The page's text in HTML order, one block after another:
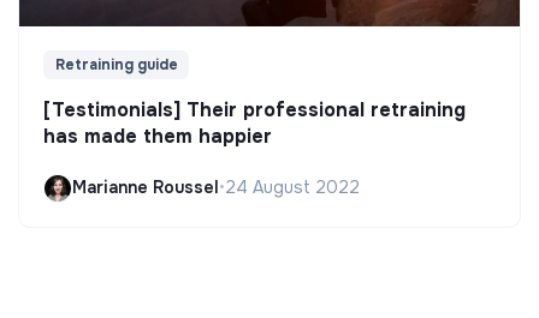
Retraining guide
[Testimonials] Their professional retraining
has made them happier
Marianne Roussel •24 August 2022